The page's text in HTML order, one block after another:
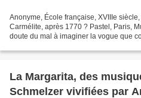
Anonyme, École française, XVIIIe
Carmélite, après 1770 ? Pastel, Paris,
doute du mal à imaginer la vogue que
La Margarita, des
Schmelzer vivifiées par